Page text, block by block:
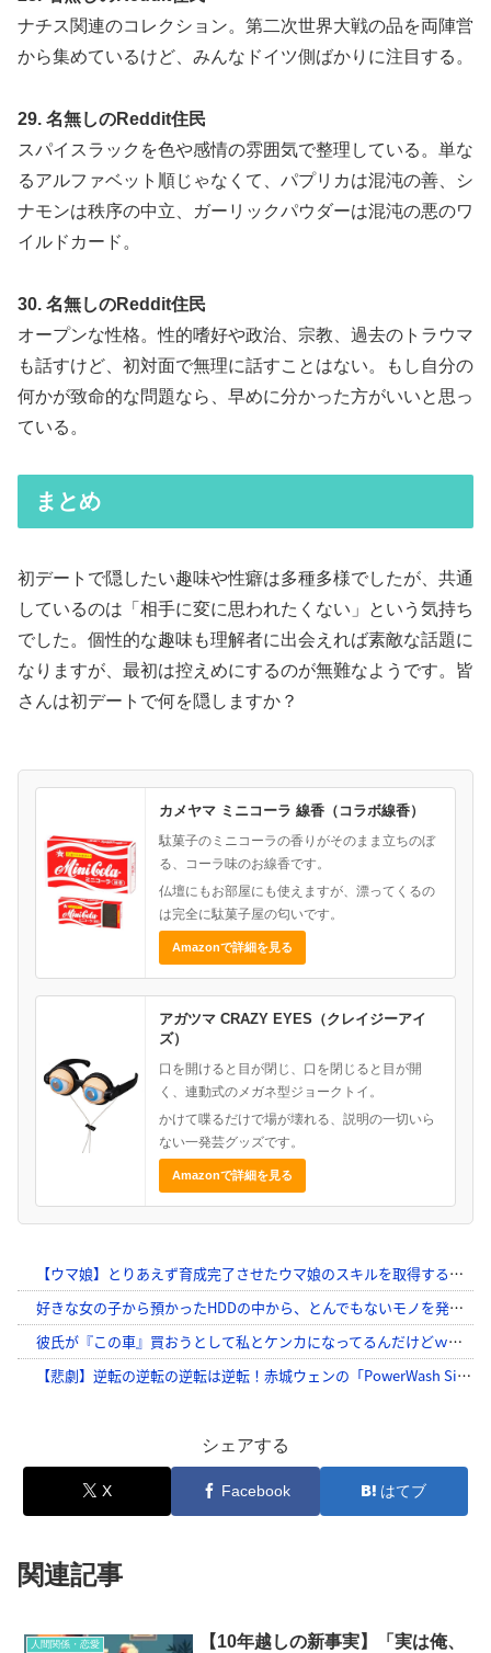
ナチス関連のコレクション。第二次世界大戦の品を両陣営
から集めているけど、みんなドイツ側ばかりに注目する。
29. 名無しのReddit住民
スパイスラックを色や感情の雰囲気で整理している。単な
るアルファベット順じゃなくて、パプリカは混沌の善、シ
ナモンは秩序の中立、ガーリックパウダーは混沌の悪のワ
イルドカード。
30. 名無しのReddit住民
オープンな性格。性的嗜好や政治、宗教、過去のトラウマ
も話すけど、初対面で無理に話すことはない。もし自分の
何かが致命的な問題なら、早めに分かった方がいいと思っ
ている。
まとめ
初デートで隠したい趣味や性癖は多種多様でしたが、共通
しているのは「相手に変に思われたくない」という気持ち
でした。個性的な趣味も理解者に出会えれば素敵な話題に
なりますが、最初は控えめにするのが無難なようです。皆
さんは初デートで何を隠しますか？
カメヤマ ミニコーラ 線香（コラボ線香）
駄菓子のミニコーラの香りがそのまま立ちのぼ
る、コーラ味のお線香です。
仏壇にもお部屋にも使えますが、漂ってくるの
は完全に駄菓子屋の匂いです。
Amazonで詳細を見る
アガツマ CRAZY EYES（クレイジーアイ
ズ）
口を開けると目が閉じ、口を閉じると目が開
く、連動式のメガネ型ジョークトイ。
かけて喋るだけで場が壊れる、説明の一切いら
ない一発芸グッズです。
Amazonで詳細を見る
シェアする
X Facebook はてブ
関連記事
人間関係・恋愛
【10年越しの新事実】「実は俺、